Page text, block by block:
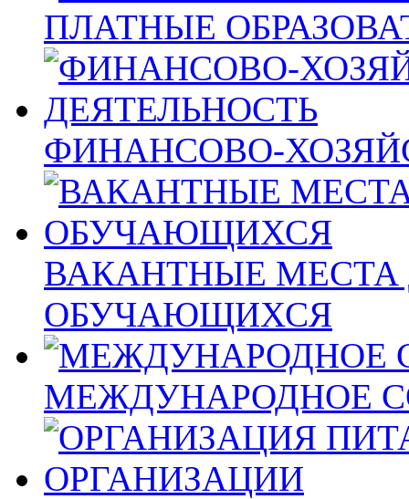
ПЛАТНЫЕ
ФИНАНСОВО-
ВАКАНТНЫЕ МЕСТА
ОБУЧАЮЩИХСЯ
МЕЖДУНАРОДНОЕ